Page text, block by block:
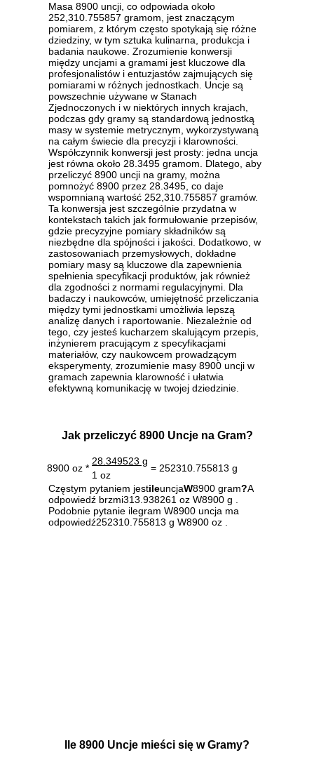
Masa 8900 uncji, co odpowiada około
252,310.755857 gramom, jest znaczącym
pomiarem, z którym często spotykają się różne
dziedziny, w tym sztuka kulinarna, produkcja i
badania naukowe. Zrozumienie konwersji
między uncjami a gramami jest kluczowe dla
profesjonalistów i entuzjastów zajmujących się
pomiarami w różnych jednostkach. Uncje są
powszechnie używane w Stanach
Zjednoczonych i w niektórych innych krajach,
podczas gdy gramy są standardową jednostką
masy w systemie metrycznym, wykorzystywaną
na całym świecie dla precyzji i klarowności.
Współczynnik konwersji jest prosty: jedna uncja
jest równa około 28.3495 gramom. Dlatego, aby
przeliczyć 8900 uncji na gramy, można
pomnożyć 8900 przez 28.3495, co daje
wspomnianą wartość 252,310.755857 gramów.
Ta konwersja jest szczególnie przydatna w
kontekstach takich jak formułowanie przepisów,
gdzie precyzyjne pomiary składników są
niezbędne dla spójności i jakości. Dodatkowo, w
zastosowaniach przemysłowych, dokładne
pomiary masy są kluczowe dla zapewnienia
spełnienia specyfikacji produktów, jak również
dla zgodności z normami regulacyjnymi. Dla
badaczy i naukowców, umiejętność przeliczania
między tymi jednostkami umożliwia lepszą
analizę danych i raportowanie. Niezależnie od
tego, czy jesteś kucharzem skalującym przepis,
inżynierem pracującym z specyfikacjami
materiałów, czy naukowcem prowadzącym
eksperymenty, zrozumienie masy 8900 uncji w
gramach zapewnia klarowność i ułatwia
efektywną komunikację w twojej dziedzinie.
Jak przeliczyć 8900 Uncje na Gram?
8900 oz *
28.349523 g
= 252310.755813 g
1 oz
Częstym pytaniem jestileuncjaW8900 gram?A
odpowiedź brzmi313.938261 oz W8900 g .
Podobnie pytanie ilegram W8900 uncja ma
odpowiedź252310.755813 g W8900 oz .
Ile 8900 Uncje mieści się w Gramy?